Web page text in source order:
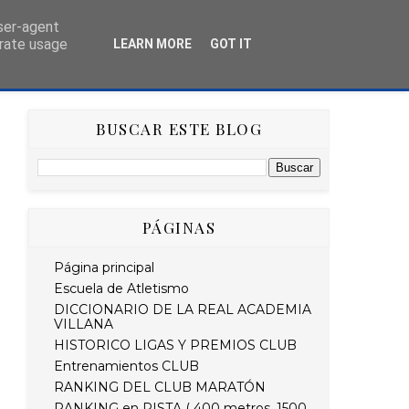
HISTÓRICO RETO STRAVA DEL MES
BUSCAR ESTE BLOG
PÁGINAS
Página principal
Escuela de Atletismo
DICCIONARIO DE LA REAL ACADEMIA
VILLANA
HISTORICO LIGAS Y PREMIOS CLUB
Entrenamientos CLUB
RANKING DEL CLUB MARATÓN
agent
usage
LEARN MORE GOT IT